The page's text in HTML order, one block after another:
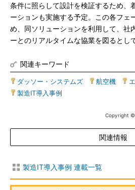
条件に照らして設計を検証するため、
ーションも実施する予定。この各フェ
め、同ソリューションを利用して、社
ーとのリアルタイムな協業を図るとし
関連キーワード
ダッソー・システムズ 航空機
製造IT導入事例
Copyright ©
関連情報
製造IT導入事例 連載一覧